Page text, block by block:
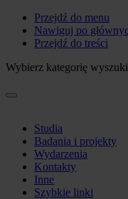
Przejdź do menu
Nawiguj po
Przejdź do treści
Wybierz kategorię
Studia
Badania i projekty
Wydarzenia
Kontakty
Inne
Szybkie linki